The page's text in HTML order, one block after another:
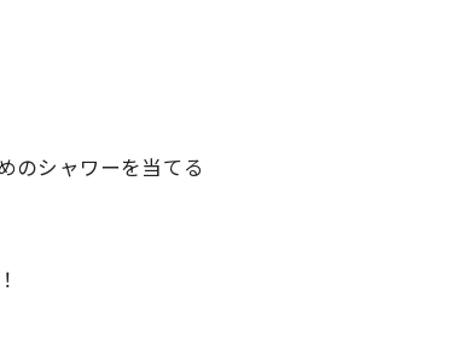
のシャワーを当てる